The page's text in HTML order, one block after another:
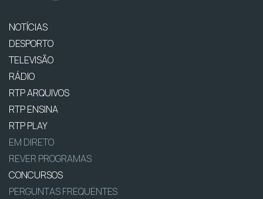
NOTÍCIAS
DESPORTO
TELEVISÃO
RÁDIO
RTP ARQUIVOS
RTP ENSINA
RTP PLAY
EM DIRETO
REVER PROGRAMAS
CONCURSOS
PERGUNTAS FREQUENTES